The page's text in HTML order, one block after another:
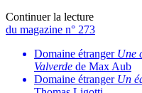
Continuer la lecture
du magazine n° 273
Domaine étranger Une
Valverde de Max Aub
Domaine étranger Un